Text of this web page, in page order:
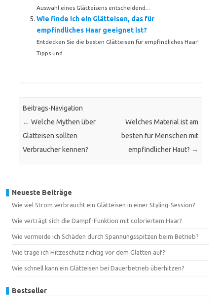
Auswahl eines Glätteisens entscheidend...
Wie finde ich ein Glätteisen, das für
empfindliches Haar geeignet ist?
Entdecken Sie die besten Glätteisen für empfindliches Haar!
Tipps und...
Beitrags-Navigation
← Welche Mythen über
Glätteisen sollten
Verbraucher kennen?
Welches Material ist am
besten für Menschen mit
empfindlicher Haut? →
Neueste Beiträge
Wie viel Strom verbraucht ein Glätteisen in einer Styling-Session?
Wie verträgt sich die Dampf-Funktion mit coloriertem Haar?
Wie vermeide ich Schäden durch Spannungsspitzen beim Betrieb?
Wie trage ich Hitzeschutz richtig vor dem Glätten auf?
Wie schnell kann ein Glätteisen bei Dauerbetrieb überhitzen?
Bestseller